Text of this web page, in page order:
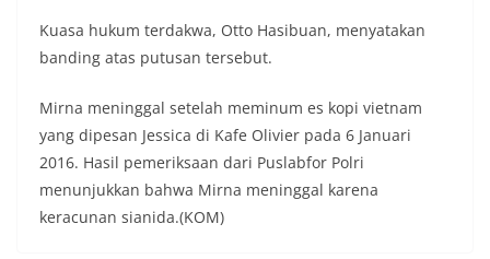
Kuasa hukum terdakwa, Otto Hasibuan, menyatakan
banding atas putusan tersebut.
Mirna meninggal setelah meminum es kopi vietnam
yang dipesan Jessica di Kafe Olivier pada 6 Januari
2016. Hasil pemeriksaan dari Puslabfor Polri
menunjukkan bahwa Mirna meninggal karena
keracunan sianida.(KOM)